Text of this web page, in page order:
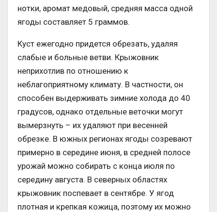
нотки, аромат медовый, средняя масса одной
ягоды составляет 5 граммов.
Куст ежегодно придется обрезать, удаляя
слабые и больные ветви. Крыжовник
неприхотлив по отношению к
неблагоприятному климату. В частности, он
способен выдерживать зимние холода до 40
градусов, однако отдельные веточки могут
вымерзнуть – их удаляют при весенней
обрезке. В южных регионах ягоды созревают
примерно в середине июня, в средней полосе
урожай можно собирать с конца июля по
середину августа. В северных областях
крыжовник поспевает в сентябре. У ягод
плотная и крепкая кожица, поэтому их можно